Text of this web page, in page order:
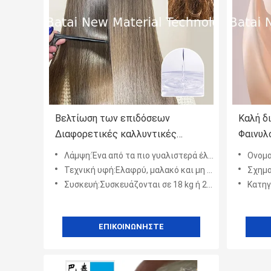
Βελτίωση των επιδόσεων
Διαφορετικές καλλυντικές
συνθέσεις
Φαινυλομεθυλοσιλικονικό υγρό
Διαφανές υγρό
Λάμψη:Ένα από τα πιο γυαλιστερά έλαια σιλικόνης
Τεχνική υφή:Ελαφρύ, μαλακό και μη λιπαρό
Συσκευή:Συσκευάζονται σε 18 kg ή 200 kg με ειδικές επιλογές συσκευασίας
ΕΠΙΚΟΙΝΩΝΉΣΤΕ
Καλή
για
Σχηματισμός